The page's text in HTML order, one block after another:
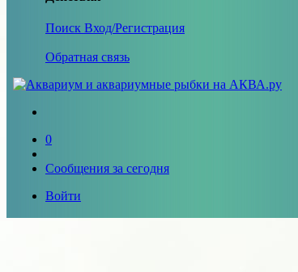
Поиск Вход/Регистрация
Обратная связь
0
Сообщения за сегодня
Войти